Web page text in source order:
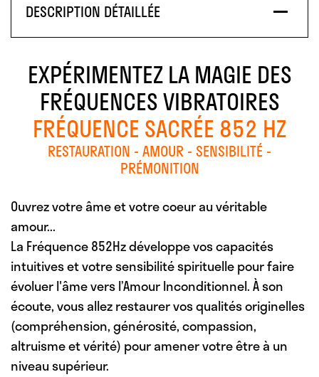
DESCRIPTION DÉTAILLÉE
EXPÉRIMENTEZ LA MAGIE DES
FRÉQUENCES VIBRATOIRES
FRÉQUENCE SACRÉE 852 HZ
RESTAURATION - AMOUR - SENSIBILITÉ -
PRÉMONITION
Ouvrez votre âme et votre coeur au véritable
amour...
La Fréquence 852Hz développe vos capacités
intuitives et votre sensibilité spirituelle pour faire
évoluer l'âme vers l’Amour Inconditionnel. À son
écoute, vous allez restaurer vos qualités originelles
(compréhension, générosité, compassion,
altruisme et vérité) pour amener votre être à un
niveau supérieur.